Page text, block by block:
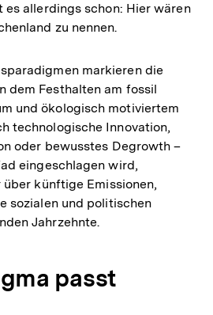
es allerdings schon: Hier wären
zu nennen.
markieren die
dem Festhalten am fossil
und ökologisch motiviertem
technologische Innovation,
oder bewusstes Degrowth –
eingeschlagen wird,
künftige Emissionen,
sozialen und politischen
Jahrzehnte.
passt